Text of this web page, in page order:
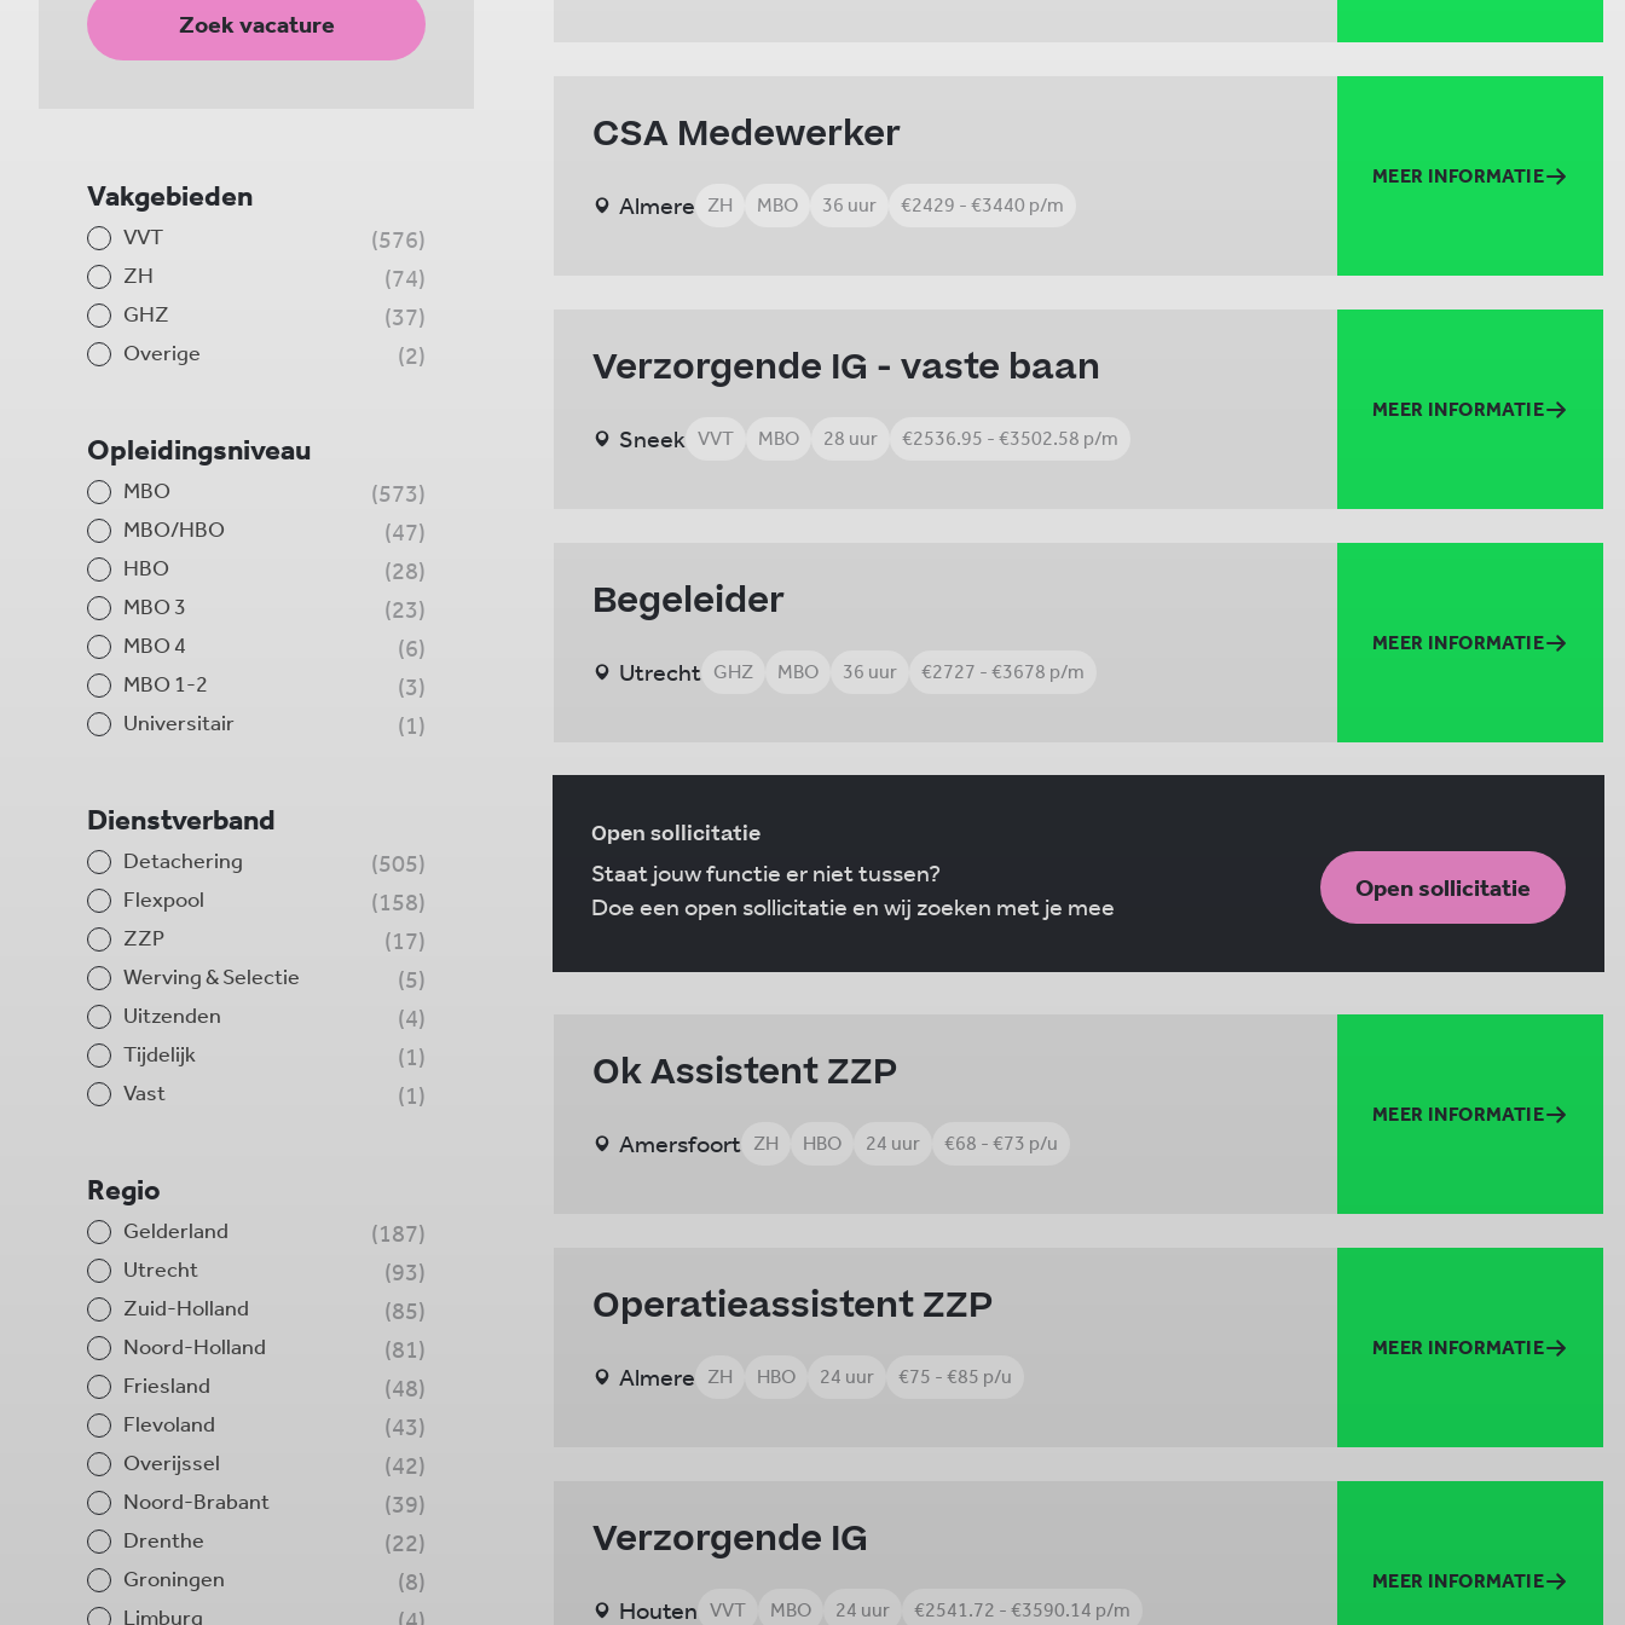
Zoek vacature
Vakgebieden
VVT 576
ZH 74
GHZ 37
Overige 2
Opleidingsniveau
MBO 573
MBO/HBO 47
HBO 28
MBO 3 23
MBO 4 6
MBO 1-2 3
Universitair 1
Dienstverband
Detachering 505
Flexpool 158
ZZP 17
Werving & Selectie 5
Uitzenden 4
Tijdelijk 1
Vast 1
Regio
Gelderland 187
Utrecht 93
Zuid-Holland 85
Noord-Holland 81
Friesland 48
Flevoland 43
Overijssel 42
Noord-Brabant 39
Drenthe 22
Groningen 8
Limburg
CSA Medewerker
Almere ZH MBO 36 uur €2429 - €3440 p/m
MEER INFORMATIE
Verzorgende IG - vaste baan
Sneek VVT MBO 28 uur €2536.95 - €3502.58 p/m
MEER INFORMATIE
Begeleider
Utrecht GHZ MBO 36 uur €2727 - €3678 p/m
MEER INFORMATIE
Open sollicitatie
Staat jouw functie er niet tussen?
Doe een open sollicitatie en wij zoeken met je mee
Open sollicitatie
Ok Assistent ZZP
Amersfoort ZH HBO 24 uur €68 - €73 p/u
MEER INFORMATIE
Operatieassistent ZZP
Almere ZH HBO 24 uur €75 - €85 p/u
MEER INFORMATIE
Verzorgende IG
Houten VVT MBO 24 uur €2541.72 - €3590.14 p/m
MEER INFORMATIE